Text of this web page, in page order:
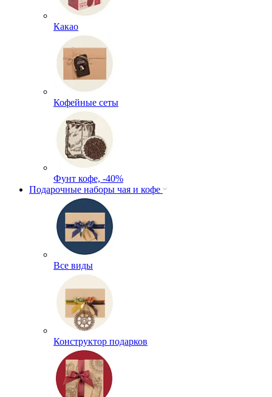
Какао
Кофейные сеты
Фунт кофе, -40%
Подарочные наборы чая и кофе
Все виды
Конструктор подарков